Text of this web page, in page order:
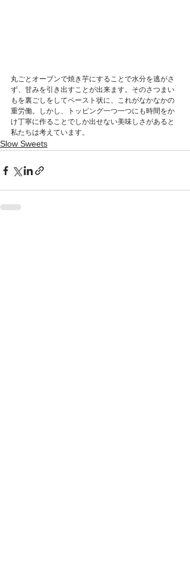
丸ごとオーブンで焼き芋にすることで水分を逃がさ
ず、甘みを引き出すことが出来ます。そのさつまい
もを裏ごしをしてペースト状に、これがなかなかの
重労働。しかし、トッピング一つ一つにも時間をか
け丁寧に作ることでしか出せない美味しさがあると
私たちは考えています。
Slow Sweets